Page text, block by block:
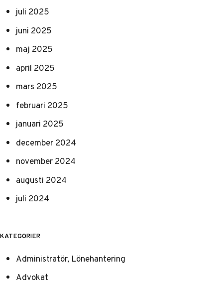
juli 2025
juni 2025
maj 2025
april 2025
mars 2025
februari 2025
januari 2025
december 2024
november 2024
augusti 2024
juli 2024
KATEGORIER
Administratör, Lönehantering
Advokat